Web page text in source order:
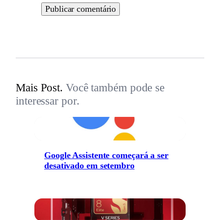
Mais Post. Você também pode se
interessar por.
Google Assistente começará a ser
desativado em setembro